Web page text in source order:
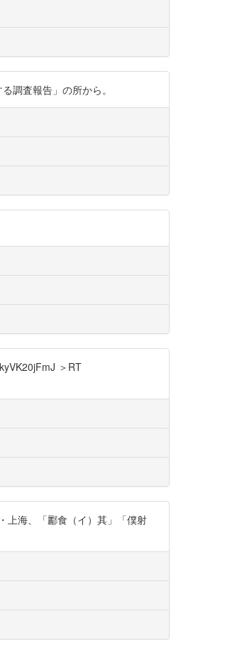
調査報告」の所から。
＞RT
上海、「酈食（イ）其」「僕射